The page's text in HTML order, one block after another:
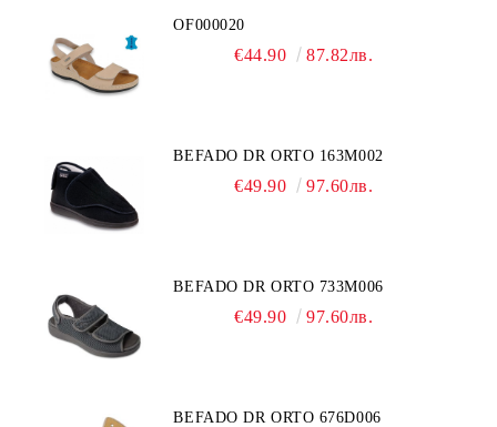
OF000020
€44.90 87.82лв.
BEFADO DR ORTO 163M002
€49.90 97.60лв.
BEFADO DR ORTO 733M006
€49.90 97.60лв.
BEFADO DR ORTO 676D006